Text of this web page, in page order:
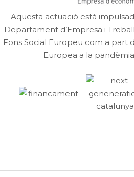
Aquesta actuació està
Departament d’Empresa i
Fons Social Europeu com a part
Europea a la